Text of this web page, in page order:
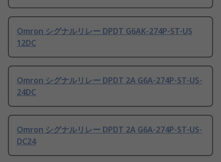
Omron シグナルリレー DPDT G6AK-274P-ST-US
12DC
Omron シグナルリレー DPDT 2A G6A-274P-ST-US-
24DC
Omron シグナルリレー DPDT 2A G6A-274P-ST-US-
DC24